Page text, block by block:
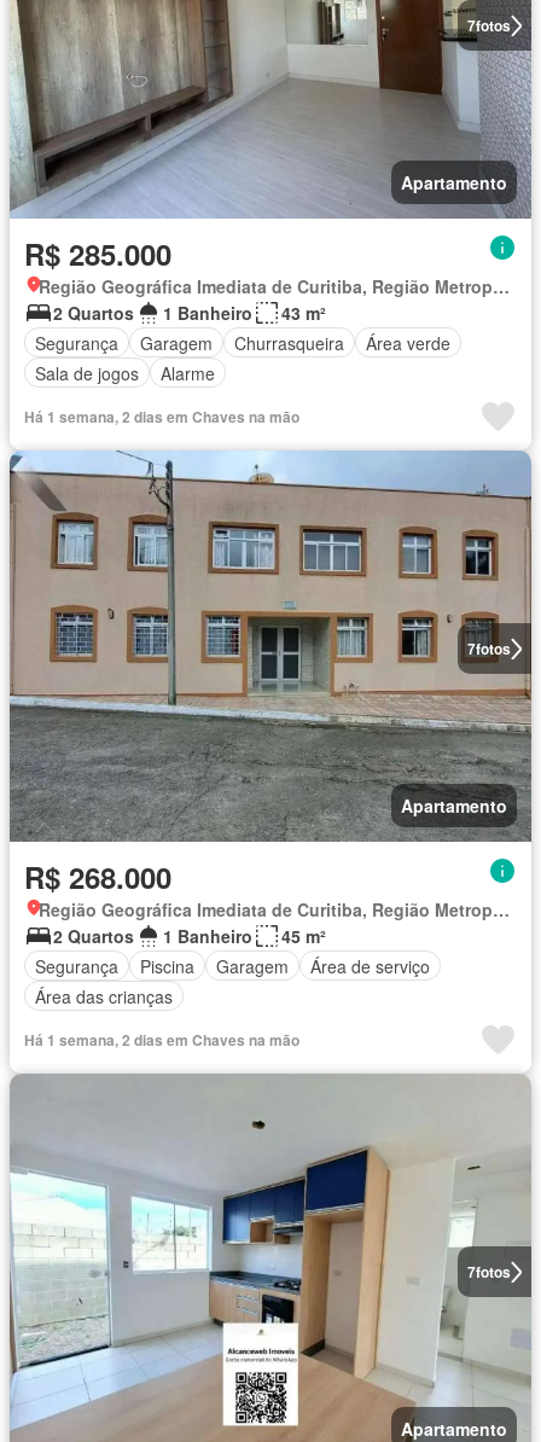
7fotos
Apartamento
R$ 285.000
Região Geográfica Imediata de Curitiba, Região Metropolitana de Curitiba
2 Quartos
1 Banheiro
43 m²
Segurança
Garagem Churrasqueira
Área verde
Sala de jogos
Alarme
Há 1 semana, 2 dias em Chaves na mão
7fotos
Apartamento
R$ 268.000
Região Geográfica Imediata de Curitiba, Região Metropolitana de Curitiba
2 Quartos
1 Banheiro
45 m²
Segurança
Piscina Garagem
Área de serviço
Área das crianças
Há 1 semana, 2 dias em Chaves na mão
7fotos
Apartamento